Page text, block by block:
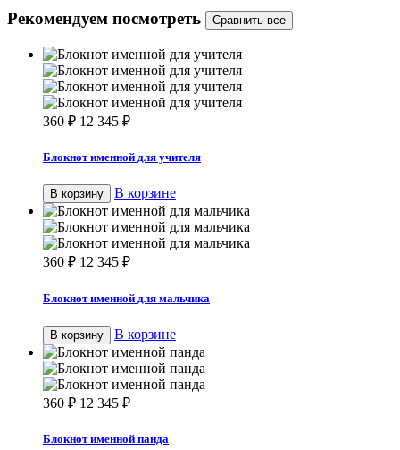
Рекомендуем посмотреть
360 ₽ 12 345 ₽
Блокнот именной для учителя
В корзину В корзине
360 ₽ 12 345 ₽
Блокнот именной для мальчика
В корзину В корзине
360 ₽ 12 345 ₽
Блокнот именной панда